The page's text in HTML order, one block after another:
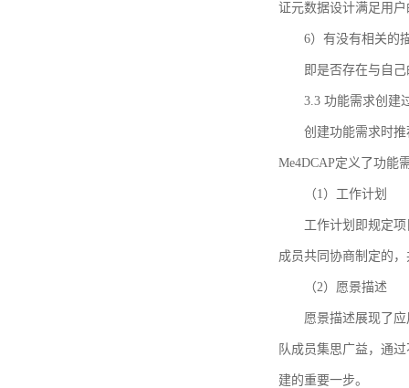
证元数据设计满足用
6）有没有相关的
即是否存在与自
3.3 功能需求创建
创建功能需求时推
Me4DCAP定义了功能
（1）工作计划
工作计划即规定
成员共同协商制定的
（2）愿景描述
愿景描述展现了
队成员集思广益，通
建的重要一步。